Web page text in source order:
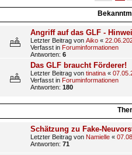
Angriff auf das GLF -
Letzter Beitrag von Aiko «
Verfasst in Foruminformationen
Antworten: 6
Das GLF braucht Förderer!
Letzter Beitrag von tinatina «
Verfasst in Foruminformationen
Antworten: 180
Schätzung zu Fake-
Letzter Beitrag von Namielle «
Antworten: 71